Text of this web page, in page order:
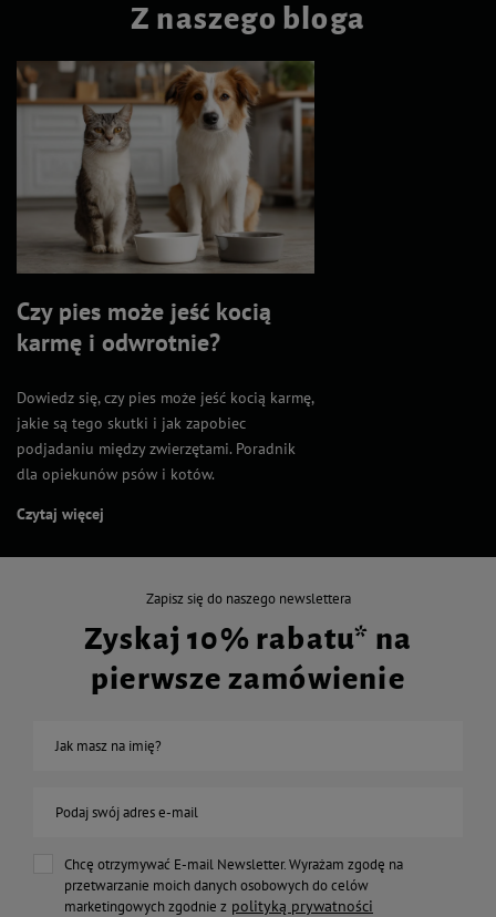
Z naszego bloga
Czy pies może jeść kocią
karmę i odwrotnie?
Dowiedz się, czy pies może jeść kocią karmę,
jakie są tego skutki i jak zapobiec
podjadaniu między zwierzętami. Poradnik
dla opiekunów psów i kotów.
Czytaj więcej
Zapisz się do naszego newslettera
Zyskaj 10% rabatu* na
pierwsze zamówienie
Jak masz na imię?
Podaj swój adres e-mail
Chcę otrzymywać E-mail Newsletter. Wyrażam zgodę na
przetwarzanie moich danych osobowych do celów
marketingowych zgodnie z polityką prywatności